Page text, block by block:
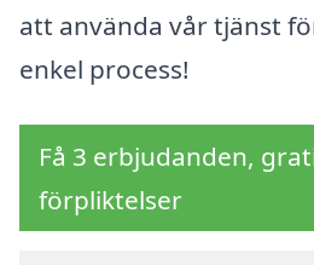
att använda vår tjänst
enkel process!
Få 3 erbjudanden,
förpliktelser